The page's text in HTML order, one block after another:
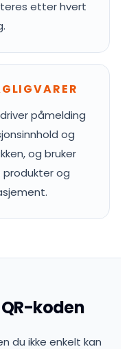
etter hvert
påmelding
og
og bruker
produkter og
koden
du ikke enkelt kan